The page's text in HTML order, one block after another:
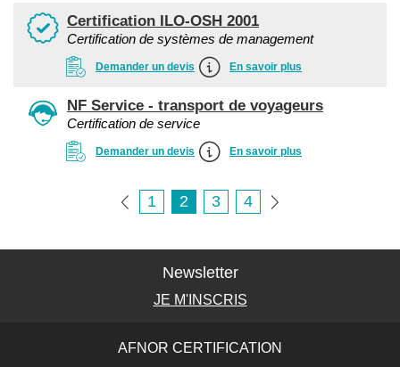
Certification ILO-OSH 2001
Certification de systèmes de management
Demander un devis En savoir plus
NF Service - transport de voyageurs
Certification de service
Demander un devis En savoir plus
1 2 3 4
Newsletter
JE M'INSCRIS
AFNOR CERTIFICATION